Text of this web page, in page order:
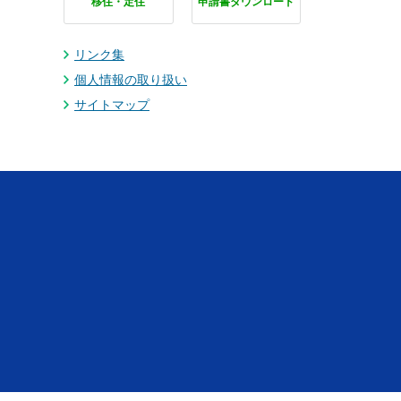
リンク集
個人情報の取り扱い
サイトマップ